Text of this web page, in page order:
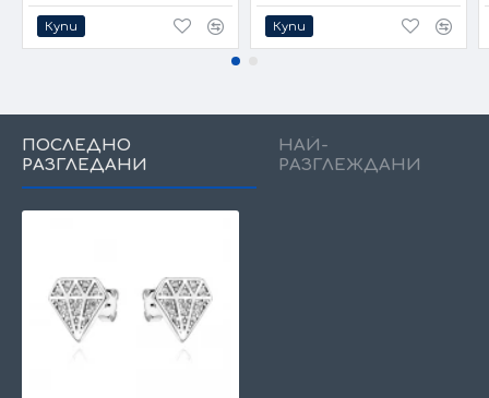
Купи Купи
ПОСЛЕДНО
РАЗГЛЕДАНИ
НАЙ-
РАЗГЛЕЖДАНИ